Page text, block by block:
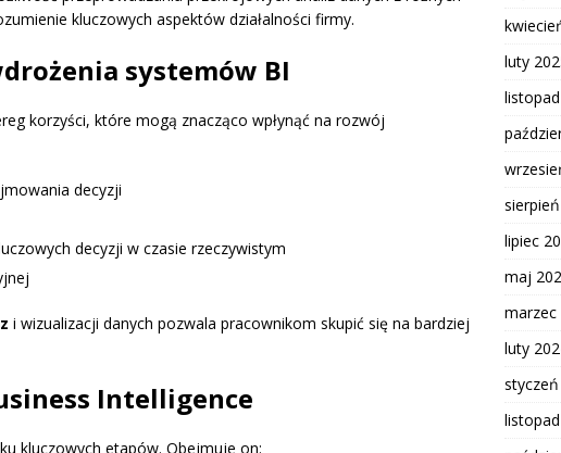
kluczowych aspektów działalności firmy.
systemów BI
korzyści, które mogą znacząco wpłynąć na rozwój
decyzji
decyzji w czasie rzeczywistym
i wizualizacji danych pozwala pracownikom skupić się na bardziej
Intelligence
kluczowych etapów. Obejmuje on:
luty
lipiec
maj
marzec
luty